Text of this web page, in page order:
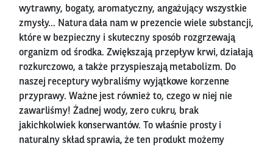
wytrawny, bogaty, aromatyczny, angażujący wszystkie
zmysły... Natura dała nam w prezencie wiele substancji,
które w bezpieczny i skuteczny sposób rozgrzewają
organizm od środka. Zwiększają przepływ krwi, działają
rozkurczowo, a także przyspieszają metabolizm. Do
naszej receptury wybraliśmy wyjątkowe korzenne
przyprawy. Ważne jest również to, czego w niej nie
zawarliśmy! Żadnej wody, zero cukru, brak
jakichkolwiek konserwantów. To właśnie prosty i
naturalny skład sprawia, że ten produkt możemy